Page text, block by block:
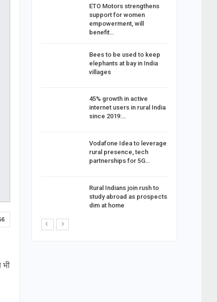
ETO Motors strengthens
support for women
empowerment, will
benefit…
Bees to be used to keep
elephants at bay in India
villages
45% growth in active
internet users in rural India
since 2019:…
Vodafone Idea to leverage
rural presence, tech
partnerships for 5G…
Rural Indians join rush to
study abroad as prospects
dim at home